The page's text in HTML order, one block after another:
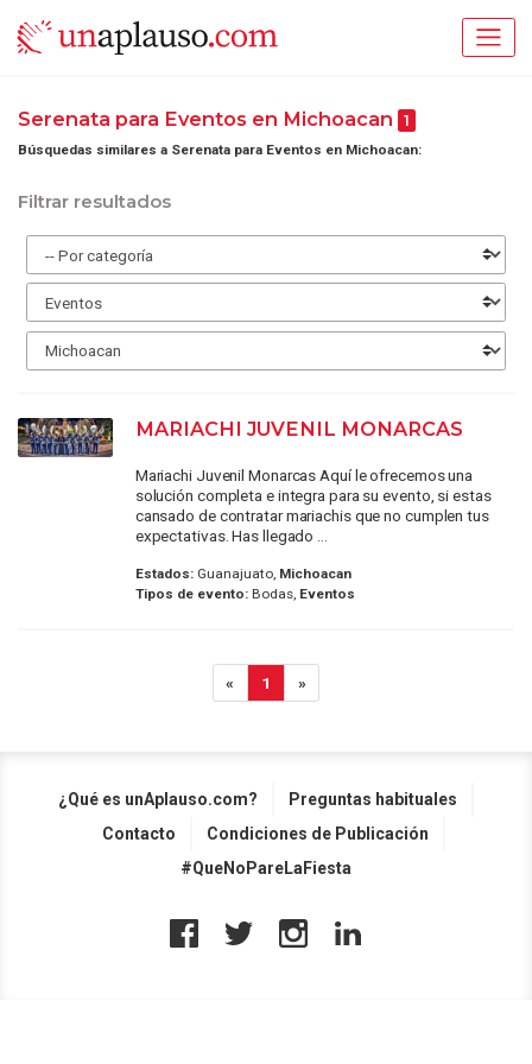
Serenata para Eventos en Michoacan 1
Búsquedas similares a Serenata para Eventos en Michoacan:
Filtrar resultados
MARIACHI JUVENIL MONARCAS
Mariachi Juvenil Monarcas Aquí le ofrecemos una
solución completa e integra para su evento, si estas
cansado de contratar mariachis que no cumplen tus
expectativas. Has llegado ...
Estados:Guanajuato, Michoacan
Tipos de evento:Bodas, Eventos
« 1 »
¿Qué es unAplauso.com?
Preguntas habituales
Contacto
Condiciones de Publicación
#QueNoPareLaFiesta